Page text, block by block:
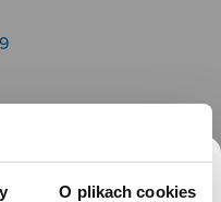
O plikach cookies